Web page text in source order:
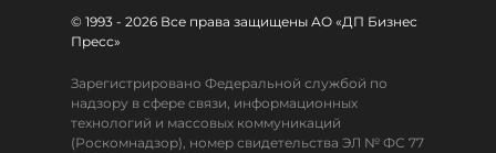
© 1993 - 2026 Все права защищены АО «ДП Бизнес
Пресс»
Зарегистрировано Федеральной службой по
надзору в сфере связи, информационных
технологий и массовых коммуникаций
(Роскомнадзор), номер свидетельства ЭЛ № ФС 77